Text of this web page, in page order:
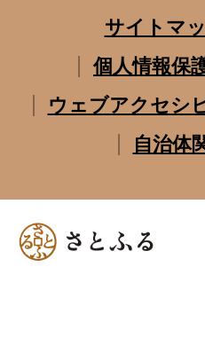
サイトマ
個人情報保
ウェブアクセシ
自治体